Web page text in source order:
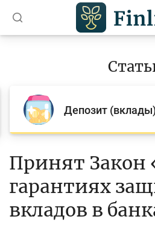
Все статьи
Для банковских агентов
Депозит
Принят Закон
гарантиях
вкладов в